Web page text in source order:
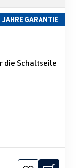
JAHRE GARANTIE
5 Sternen
die Schaltseile